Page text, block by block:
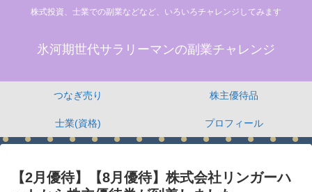
株式投資、士業での副業などなど、いろいろチャレンジしてみます
氷河期世代サラリーマンの副業チャレンジ
つなぎ売り 株主優待品
士業(資格) プロフィール
【2月優待】【8月優待】株式会社リンガーハ